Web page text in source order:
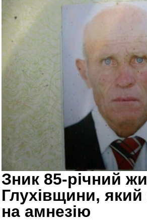
Зник 85-річний
Глухівщини,
на амнезію